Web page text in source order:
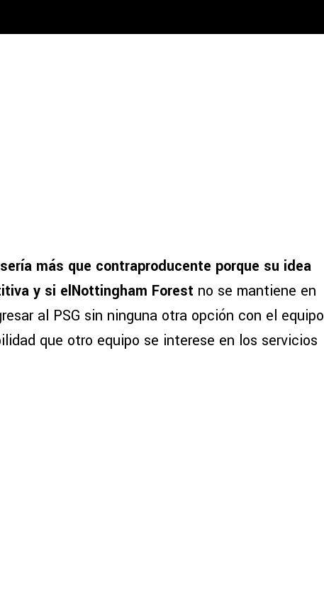
más que contraproducente porque su idea
y si elNottingham Forest no se mantiene en
al PSG sin ninguna otra opción con el equipo
que otro equipo se interese en los servicios